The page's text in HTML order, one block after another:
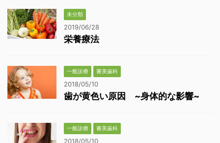
未分類
2019/06/28
栄養療法
一般診療 審美歯科
2018/05/10
歯が黄色い原因 ~身体的な影響~
一般診療 審美歯科
2018/05/10